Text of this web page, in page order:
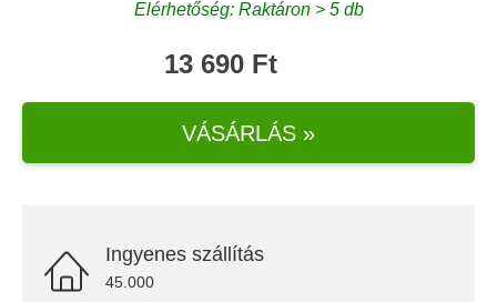
Elérhetőség: Raktáron > 5 db
13 690 Ft
VÁSÁRLÁS »
Ingyenes szállítás
45.000